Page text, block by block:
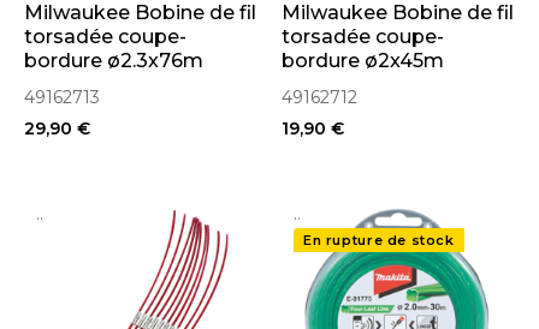
Milwaukee Bobine de fil
torsadée coupe-
bordure ø2.3x76m
(49162713)
49162713
29,90 €
Milwaukee Bobine de fil
torsadée coupe-
bordure ø2x45m
(49162712)
49162712
19,90 €
.. ..
En rupture de stock